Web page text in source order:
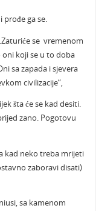
prođe ga se.
se vremenom
oni koji se u to doba
sa zapada i sjevera
civilizacije“,
šta će se kad desiti.
zano. Pogotovu
kad neko treba mrijeti
zaboravi disati)
sa kamenom